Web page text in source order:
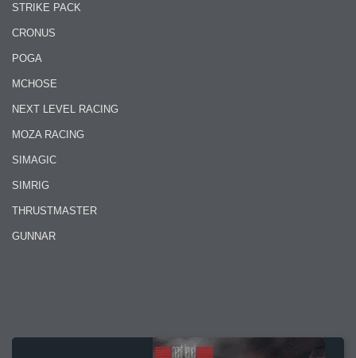
STRIKE PACK
CRONUS
POGA
MCHOSE
NEXT LEVEL RACING
MOZA RACING
SIMAGIC
SIMRIG
THRUSTMASTER
GUNNAR